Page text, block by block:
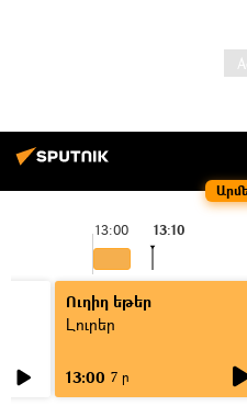
13:00 13:10
Ուղիղ եթեր
Լուրեր
13:00 7 ր